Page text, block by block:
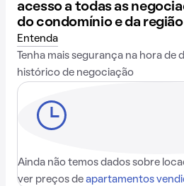
acesso a todas as
do condomínio e da região
Entenda
Tenha mais segurança na hora de
histórico de negociação
Ainda não temos dados sobre
ver preços de apartamentos